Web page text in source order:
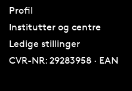
Profil
Institutter og centre
Ledige stillinger
CVR-NR: 29283958 · EAN